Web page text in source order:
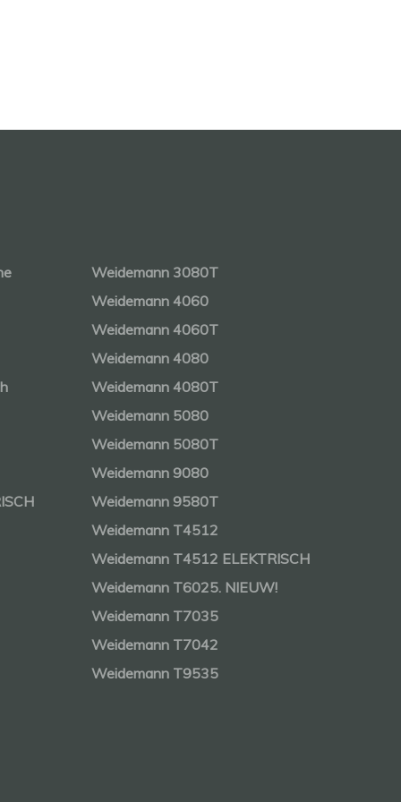
Weidemann 3080T
Weidemann 4060
Weidemann 4060T
Weidemann 4080
Weidemann 4080T
Weidemann 5080
Weidemann 5080T
Weidemann 9080
Weidemann 9580T
Weidemann T4512
Weidemann T4512 ELEKTRISCH
Weidemann T6025. NIEUW!
Weidemann T7035
Weidemann T7042
Weidemann T9535